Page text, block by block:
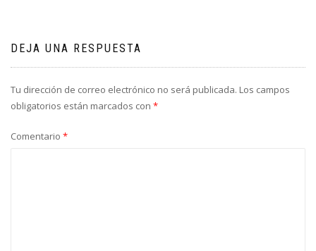
entradas
DEJA UNA RESPUESTA
Tu dirección de correo electrónico no será publicada. Los campos
obligatorios están marcados con *
Comentario *